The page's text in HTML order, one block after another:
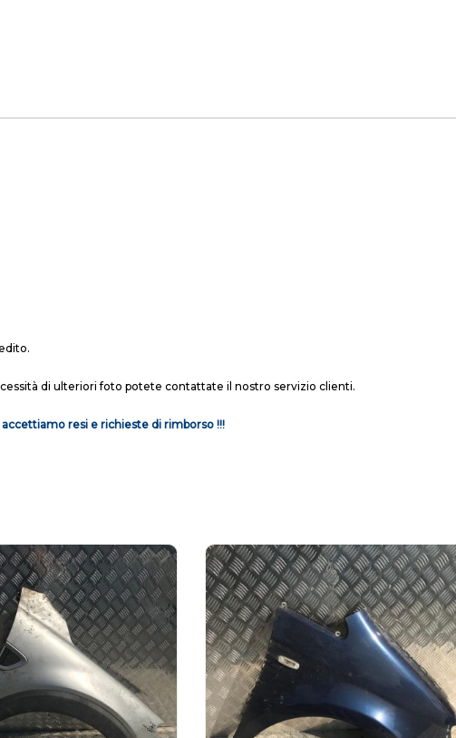
di ulteriori foto potete contattate il nostro servizio clienti.
resi e richieste di rimborso !!!